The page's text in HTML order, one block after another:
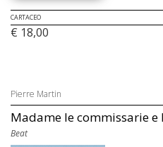
CARTACEO
€ 18,00
Pierre Martin
Madame le commissarie e
Beat